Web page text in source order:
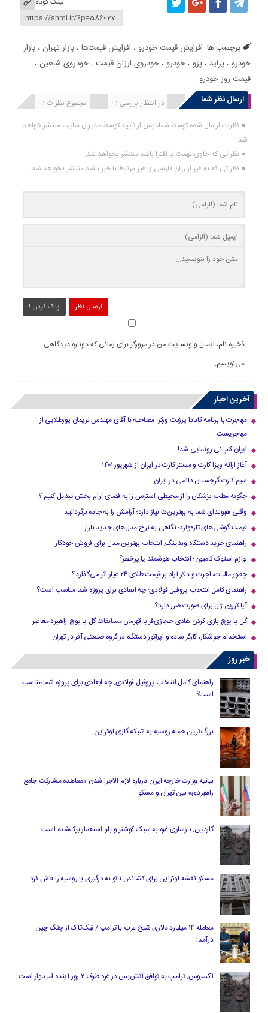
برچسب ها :افزایش قیمت خودرو ، افزایش قیمت‌ها ،بازار تهران ،بازار
خودرو ،پراید ،پژو ،خودرو ،خودروی ارزان قیمت ،خودروی شاهین ،
قیمت روز خودرو
ارسال نظر شما
مجموع نظرات : 0 در انتظار بررسی : 0 انتشار یافته : 0
نظرات ارسال شده توسط شما، پس از تایید توسط مدیران سایت منتشر خواهد
شد.
نظراتی که حاوی تهمت یا افترا باشد منتشر نخواهد شد.
نظراتی که به غیر از زبان فارسی یا غیر مرتبط با خبر باشد منتشر نخواهد شد.
ارسال نظر پاک کردن !
ذخیره نام، ایمیل و وبسایت من در مرورگر برای زمانی که دوباره دیدگاهی
می‌نویسم.
آخرین اخبار
مهاجرت با برنامه کانادا پرزنت ورکر: مصاحبه با آقای مهندس نریمان پورطلایی از
مهاجریست
ایران کمپانی رونمایی شد!
آغاز ارائه ویزا کارت و مستر کارت در ایران از شهریور ۱۴۰۱
سیم کارت گرجستان دائمی در ایران
چگونه مطب پزشکان را از محیطی استرس زا به فضای آرام بخش تبدیل کنیم ؟
وقتی هیوندای شما به بهترین‌ها نیاز دارد؛ آرامش را به جاده برگردانید
قیمت گوشی‌های تازه‌وارد؛ نگاهی به نرخ مدل‌های جدید بازار
راهنمای خرید دستگاه وندینگ: انتخاب بهترین مدل برای فروش خودکار
لوازم استوک کامیون؛ انتخاب هوشمند یا پرخطر؟
چطور مالیات، اجرت و دلار آزاد بر قیمت طلای ۲۴ عیار اثر می‌گذارد؟
راهنمای کامل انتخاب پروفیل فولادی: چه ابعادی برای پروژه شما مناسب است؟
آیا تزریق ژل برای صورت ضرر دارد​؟
گل یا پوچ بازی کردن هادی حجازی‌فر با قهرمان مسابقات گل یا پوچ-راهبرد معاصر
استخدام جوشکار، کارگر ساده و اپراتور دستگاه در گروه صنعتی آفر در تهران
خبر روز
راهنمای کامل انتخاب پروفیل فولادی: چه ابعادی برای پروژه شما مناسب
است؟
بزرگ‌ترین حمله روسیه به شبکه گازی اوکراین
بیانیه وزارت خارجه ایران درباره لازم‌ الاجرا شدن «معاهده مشارکت جامع
راهبردی» بین تهران و مسکو
گاردین: بازسازی غزه به سبک کوشنر و بلر، استعمار بزک‌شده است
مسکو نقشه اوکراین برای کشاندن ناتو به درگیری با روسیه را فاش کرد
معامله ۱۴ میلیارد دلاری شیخ عرب با ترامپ / تیک‌تاک از چنگ چین
درآمد!
آکسیوس: ترامپ به توافق آتش‌بس در غزه ظرف ۲ روز آینده امیدوار است